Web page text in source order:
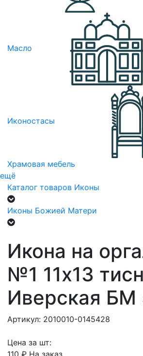
Масло
Иконостасы
Храмовая мебель
ещё
Каталог товаров Иконы
Иконы Божией Матери
Икона на
№1 11х13
Иверская БМ
Артикул: 2010010-0145428
Цена за шт:
110 ₽ На заказ